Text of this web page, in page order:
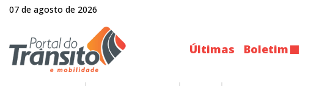
07 de agosto de 2026
Últimas Boletim